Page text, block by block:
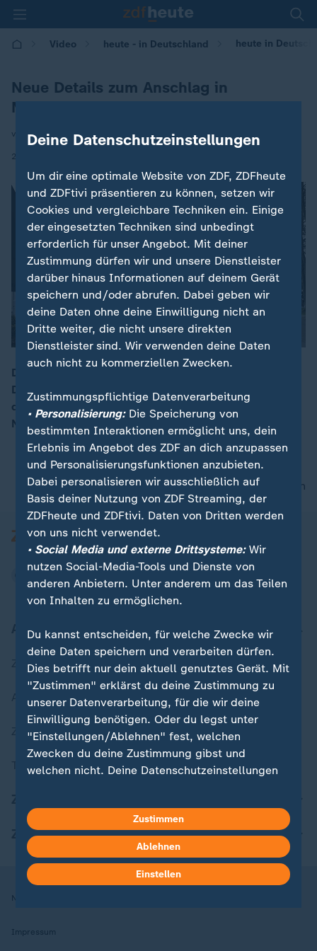
Video heute - in Deutschland heute in
Neue Details zum Anschlag in
Magdeburg
von Emma Mack
27.12.2024 | 14:00
00:16
Der Weihnachtsmarkt in Magdeburg wird abgebaut.
Das Entsetzen aber auch die Hilfsbereitschaft nach
dem verheerenden Anschlag vor Weihnachten ist groß.
Nun gibt es neue Details zum Hergang der Todesfahrt.
nach oben
Aktuell bei ZDFheute
Zuletzt veröffentlicht
Aktuelle Sendungs-Videos
ZDFheute Stories
Themen im Überblick
ZDFheute Apps
Nutzungsbedingungen
Impressum
Deine Datenschutzeinstellungen
Um dir eine optimale Website von ZDF, ZDFheute
und ZDFtivi präsentieren zu können, setzen wir
Cookies und vergleichbare Techniken ein. Einige
der eingesetzten Techniken sind unbedingt
erforderlich für unser Angebot. Mit deiner
Zustimmung dürfen wir und unsere Dienstleister
darüber hinaus Informationen auf deinem Gerät
speichern und/oder abrufen. Dabei geben wir
deine Daten ohne deine Einwilligung nicht an
Dritte weiter, die nicht unsere direkten
Dienstleister sind. Wir verwenden deine Daten
auch nicht zu kommerziellen Zwecken.
Zustimmungspflichtige Datenverarbeitung
• Personalisierung:Die Speicherung von
bestimmten Interaktionen ermöglicht uns, dein
Erlebnis im Angebot des ZDF an dich anzupassen
und Personalisierungsfunktionen anzubieten.
Dabei personalisieren wir ausschließlich auf
Basis deiner Nutzung von ZDF Streaming, der
ZDFheute und ZDFtivi. Daten von Dritten werden
von uns nicht verwendet.
• Social Media und externe Drittsysteme:Wir
nutzen Social-Media-Tools und Dienste von
anderen Anbietern. Unter anderem um das Teilen
von Inhalten zu ermöglichen.
Du kannst entscheiden, für welche Zwecke wir
deine Daten speichern und verarbeiten dürfen.
Dies betrifft nur dein aktuell genutztes Gerät. Mit
"Zustimmen" erklärst du deine Zustimmung zu
unserer Datenverarbeitung, für die wir deine
Einwilligung benötigen. Oder du legst unter
"Einstellungen/Ablehnen" fest, welchen
Zwecken du deine Zustimmung gibst und
welchen nicht. Deine Datenschutzeinstellungen
Hier findest du das Impressum.
Weitere Informationen findest du in unserer
Datenschutzerklärung.
Zustimmen
Ablehnen
Einstellen